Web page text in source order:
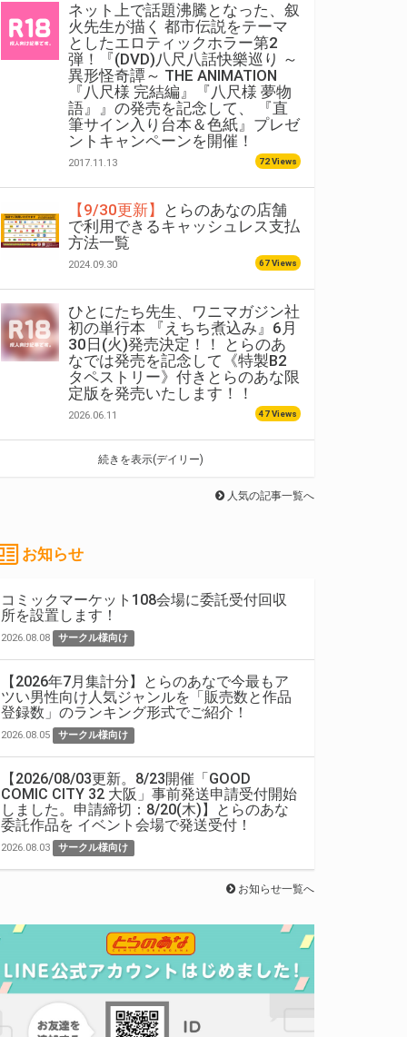
ネット上で話題沸騰となった、叙
火先生が描く 都市伝説をテーマ
としたエロティックホラー第2
弾！『(DVD)八尺八話快樂巡り ～
異形怪奇譚～ THE ANIMATION
『八尺様 完結編』『八尺様 夢物
語』』の発売を記念して、 『直
筆サイン入り台本＆色紙』プレゼ
ントキャンペーンを開催！
2017.11.13 72 Views
【9/30更新】
とらのあなの店舗
で利用できるキャッシュレス支払
方法一覧
2024.09.30 67 Views
ひとにたち先生、ワニマガジン社
初の単行本 『えちち煮込み』6月
30日(火)発売決定！！ とらのあ
なでは発売を記念して《特製B2
タペストリー》付きとらのあな限
定版を発売いたします！！
2026.06.11 47 Views
続きを表示(デイリー)
人気の記事一覧へ
お知らせ
コミックマーケット108会場に委託受付回収
所を設置します！
2026.08.08 サークル様向け
【2026年7月集計分】とらのあなで今最もア
ツい男性向け人気ジャンルを「販売数と作品
登録数」のランキング形式でご紹介！
2026.08.05 サークル様向け
【2026/08/03更新。8/23開催「GOOD
COMIC CITY 32 大阪」事前発送申請受付開始
しました。申請締切：8/20(木)】とらのあな
委託作品を イベント会場で発送受付！
2026.08.03 サークル様向け
お知らせ一覧へ